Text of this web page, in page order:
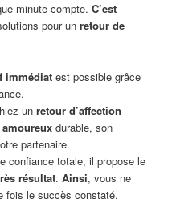
minute compte.C’est
pour unretour de
immédiatest possible grâce
un retour d’affection
durable, son
partenaire.
confiance totale, il propose le
résultat. Ainsi, vous ne
fois le succès constaté.